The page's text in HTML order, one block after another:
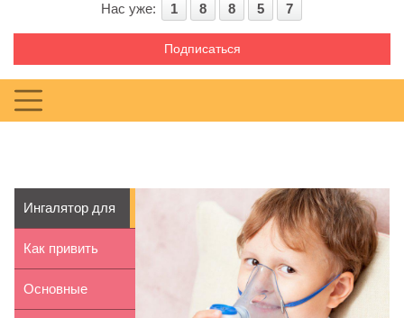
Нас уже: 1 8 8 5 7
Подписаться
Ингалятор для
детей: как
выбрат...
Как привить
девочке
Основные